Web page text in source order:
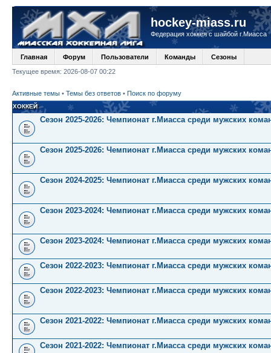
hockey-miass.ru
Федерация хоккея с шайбой г.Миасса
Главная Форум Пользователи Команды
Сезоны
Текущее время: 2026-08-07 00:22
Активные темы • Темы без ответов • Поиск по форуму
ХОККЕЙ
Сезон 2025-2026: Чемпионат г.Миасса среди мужских
Сезон 2025-2026: Чемпионат г.Миасса среди мужских
Сезон 2024-2025: Чемпионат г.Миасса среди мужских
Сезон 2023-2024: Чемпионат г.Миасса среди мужских
Сезон 2023-2024: Чемпионат г.Миасса среди мужских
Сезон 2022-2023: Чемпионат г.Миасса среди мужских
Сезон 2022-2023: Чемпионат г.Миасса среди мужских
Сезон 2021-2022: Чемпионат г.Миасса среди мужских
Сезон 2021-2022: Чемпионат г.Миасса среди мужских